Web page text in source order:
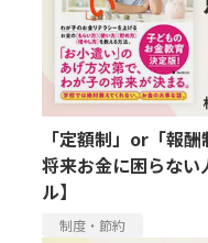
「定額制」or「報
将来お金に困らない
ル】
制度・節約